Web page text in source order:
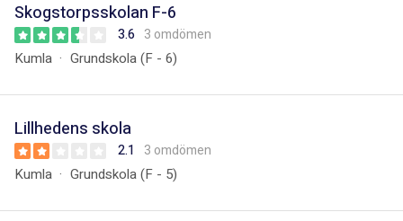
Skogstorpsskolan F-6
3.6 3 omdömen
Kumla Grundskola (F - 6)
Lillhedens skola
2.1 3 omdömen
Kumla Grundskola (F - 5)